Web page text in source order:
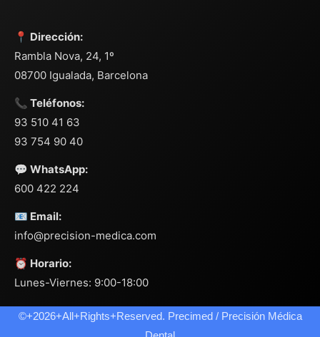
📍 Dirección:
Rambla Nova, 24, 1º
08700 Igualada, Barcelona
📞 Teléfonos:
93 510 41 63
93 754 90 40
💬 WhatsApp:
600 422 224
📧 Email:
info@precision-medica.com
⏰ Horario:
Lunes-Viernes: 9:00-18:00
©+2026+All+Rights+Reserved. Precimed / Precisión Médica